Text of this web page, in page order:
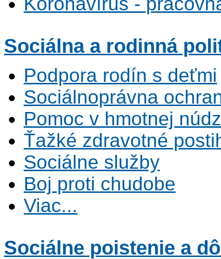
Sociálnaa rodinná
Podpora rodín s deťmi
Sociálnoprávna
Pomoc v hmotnej
Ťažké zdravotné
Sociálne služby
Boj proti chudobe
Viac...
Sociálne poistenie a